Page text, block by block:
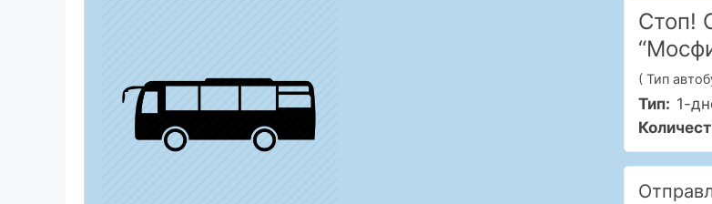
Стоп!
( Тип
Тип: 1-